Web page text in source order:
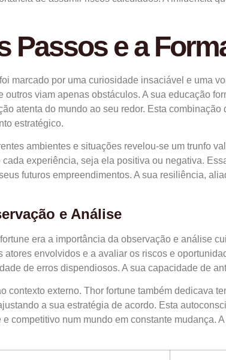
Passos e a
marcado por uma curiosidade insaciável e uma
viam apenas obstáculos. A sua educação
atenta do mundo ao seu redor. Esta
estratégico.
ambientes e situações revelou-se um trunfo
experiência, seja ela positiva ou negativa.
futuros empreendimentos. A sua resiliência,
e Análise
era a importância da observação e análise
atores envolvidos e a avaliar os riscos e
de erros dispendiosos. A sua capacidade de
contexto externo. Thor fortune também dedicava
a sua estratégia de acordo. Esta
competitivo num mundo em constante mudança.